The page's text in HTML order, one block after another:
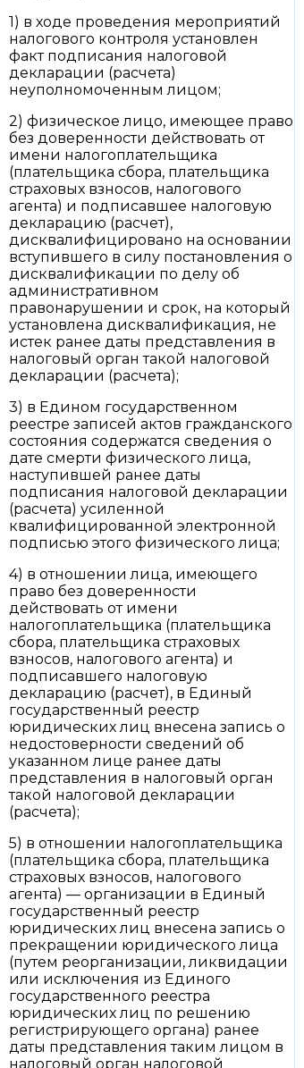
1) в ходе проведения мероприятий
налогового контроля установлен
факт подписания налоговой
декларации (расчета)
неуполномоченным лицом;
2) физическое лицо, имеющее право
без доверенности действовать от
имени налогоплательщика
(плательщика сбора, плательщика
страховых взносов, налогового
агента) и подписавшее налоговую
декларацию (расчет),
дисквалифицировано на основании
вступившего в силу постановления о
дисквалификации по делу об
административном
правонарушении и срок, на который
установлена дисквалификация, не
истек ранее даты представления в
налоговый орган такой налоговой
декларации (расчета);
3) в Едином государственном
реестре записей актов гражданского
состояния содержатся сведения о
дате смерти физического лица,
наступившей ранее даты
подписания налоговой декларации
(расчета) усиленной
квалифицированной электронной
подписью этого физического лица;
4) в отношении лица, имеющего
право без доверенности
действовать от имени
налогоплательщика (плательщика
сбора, плательщика страховых
взносов, налогового агента) и
подписавшего налоговую
декларацию (расчет), в Единый
государственный реестр
юридических лиц внесена запись о
недостоверности сведений об
указанном лице ранее даты
представления в налоговый орган
такой налоговой декларации
(расчета);
5) в отношении налогоплательщика
(плательщика сбора, плательщика
страховых взносов, налогового
агента) — организации в Единый
государственный реестр
юридических лиц внесена запись о
прекращении юридического лица
(путем реорганизации, ликвидации
или исключения из Единого
государственного реестра
юридических лиц по решению
регистрирующего органа) ранее
даты представления таким лицом в
налоговый орган налоговой